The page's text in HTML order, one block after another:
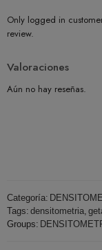
Only logged in
review.
Valoraciones
Aún no hay reseñas.
Categoría:
Tags: densitometria,
Groups: